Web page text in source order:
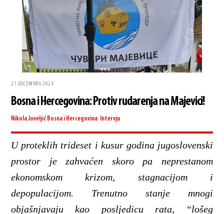
21 DECEMBRA 2024
Bosna i Hercegovina: Protiv rudarenja na Majevici!
Nikola Joveljić Bosna i Hercegovina Intervju
U proteklih trideset i kusur godina jugoslovenski
prostor je zahvaćen skoro pa neprestanom
ekonomskom krizom, stagnacijom i
depopulacijom. Trenutno stanje mnogi
objašnjavaju kao posljedicu rata, “lošeg